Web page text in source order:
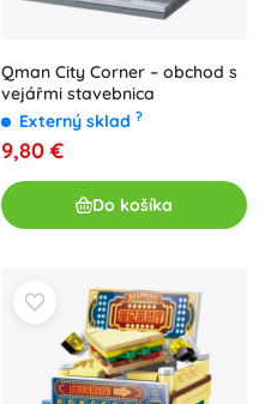
Qman City Corner – obchod s
vejářmi stavebnica
Externý sklad ?
9,80 €
Do košíka